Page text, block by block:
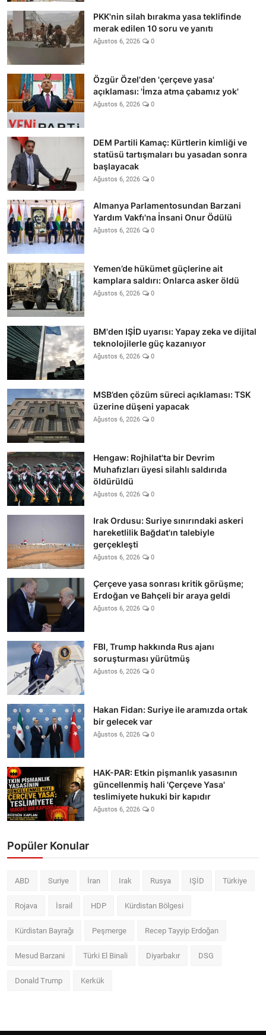
PKK'nin silah bırakma yasa teklifinde
merak edilen 10 soru ve yanıtı
Ağustos 6, 2026 0
Özgür Özel'den 'çerçeve yasa'
açıklaması: 'İmza atma çabamız yok'
Ağustos 6, 2026 0
DEM Partili Kamaç: Kürtlerin kimliği ve
statüsü tartışmaları bu yasadan sonra
başlayacak
Ağustos 6, 2026 0
Almanya Parlamentosundan Barzani
Yardım Vakfı'na İnsani Onur Ödülü
Ağustos 6, 2026 0
Yemen’de hükümet güçlerine ait
kamplara saldırı: Onlarca asker öldü
Ağustos 6, 2026 0
BM'den IŞİD uyarısı: Yapay zeka ve dijital
teknolojilerle güç kazanıyor
Ağustos 6, 2026 0
MSB’den çözüm süreci açıklaması: TSK
üzerine düşeni yapacak
Ağustos 6, 2026 0
Hengaw: Rojhilat'ta bir Devrim
Muhafızları üyesi silahlı saldırıda
öldürüldü
Ağustos 6, 2026 0
Irak Ordusu: Suriye sınırındaki askeri
hareketlilik Bağdat'ın talebiyle
gerçekleşti
Ağustos 6, 2026 0
Çerçeve yasa sonrası kritik görüşme;
Erdoğan ve Bahçeli bir araya geldi
Ağustos 6, 2026 0
FBI, Trump hakkında Rus ajanı
soruşturması yürütmüş
Ağustos 6, 2026 0
Hakan Fidan: Suriye ile aramızda ortak
bir gelecek var
Ağustos 6, 2026 0
HAK-PAR: Etkin pişmanlık yasasının
güncellenmiş hali 'Çerçeve Yasa'
teslimiyete hukuki bir kapıdır
Ağustos 6, 2026 0
Popüler Konular
ABD Suriye İran Irak Rusya IŞİD Türkiye
Rojava İsrail HDP Kürdistan Bölgesi
Kürdistan Bayrağı Peşmerge Recep Tayyip Erdoğan
Mesud Barzani Türki El Binali Diyarbakır DSG
Donald Trump Kerkük